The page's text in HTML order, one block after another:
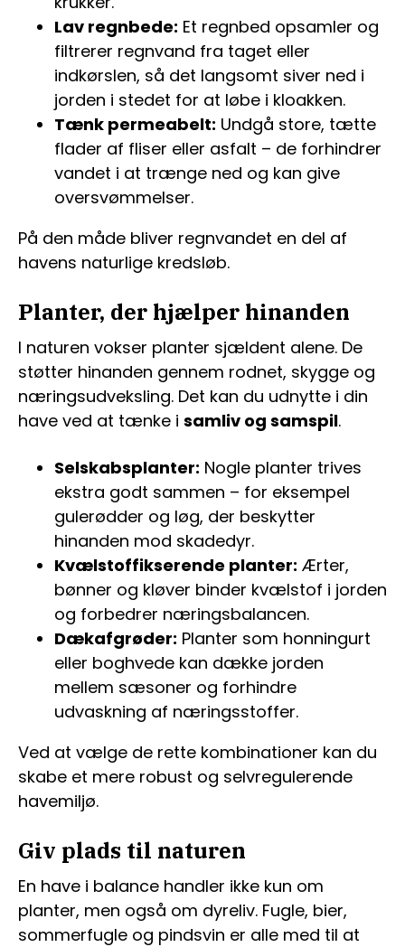
Lav regnbede: Et regnbed opsamler og
filtrerer regnvand fra taget eller
indkørslen, så det langsomt siver ned i
jorden i stedet for at løbe i kloakken.
Tænk permeabelt: Undgå store, tætte
flader af fliser eller asfalt – de forhindrer
vandet i at trænge ned og kan give
oversvømmelser.
På den måde bliver regnvandet en del af
havens naturlige kredsløb.
Planter, der hjælper hinanden
I naturen vokser planter sjældent alene. De
støtter hinanden gennem rodnet, skygge og
næringsudveksling. Det kan du udnytte i din
have ved at tænke i samliv og samspil.
Selskabsplanter: Nogle planter trives
ekstra godt sammen – for eksempel
gulerødder og løg, der beskytter
hinanden mod skadedyr.
Kvælstoffikserende planter: Ærter,
bønner og kløver binder kvælstof i jorden
og forbedrer næringsbalancen.
Dækafgrøder: Planter som honningurt
eller boghvede kan dække jorden
mellem sæsoner og forhindre
udvaskning af næringsstoffer.
Ved at vælge de rette kombinationer kan du
skabe et mere robust og selvregulerende
havemiljø.
Giv plads til naturen
En have i balance handler ikke kun om
planter, men også om dyreliv. Fugle, bier,
sommerfugle og pindsvin er alle med til at